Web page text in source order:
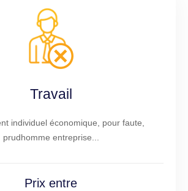
Travail
individuel économique, pour faute,
prudhomme entreprise...
Prix entre